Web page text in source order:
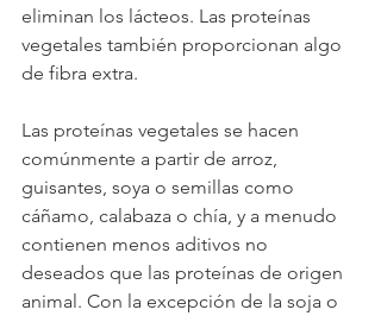
eliminan los lácteos. Las proteínas
vegetales también proporcionan algo
de fibra extra.
Las proteínas vegetales se hacen
comúnmente a partir de arroz,
guisantes, soya o semillas como
cáñamo, calabaza o chía, y a menudo
contienen menos aditivos no
deseados que las proteínas de origen
animal. Con la excepción de la soja o